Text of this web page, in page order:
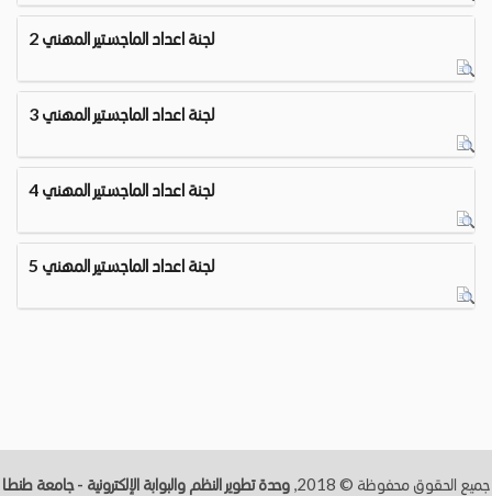
لجنة اعداد الماجستير المهني 2
لجنة اعداد الماجستير المهني 3
لجنة اعداد الماجستير المهني 4
لجنة اعداد الماجستير المهني 5
جميع الحقوق محفوظة © 2018, وحدة تطوير النظم والبوابة الإلكترونية - جامعة طنطــا